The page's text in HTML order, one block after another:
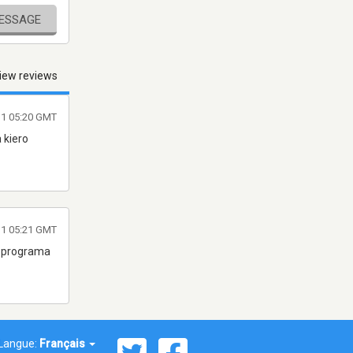
reviews
kiero
05:20 GMT
05:21 GMT
Langue: Français